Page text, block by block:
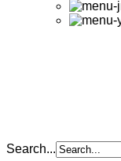
Search...